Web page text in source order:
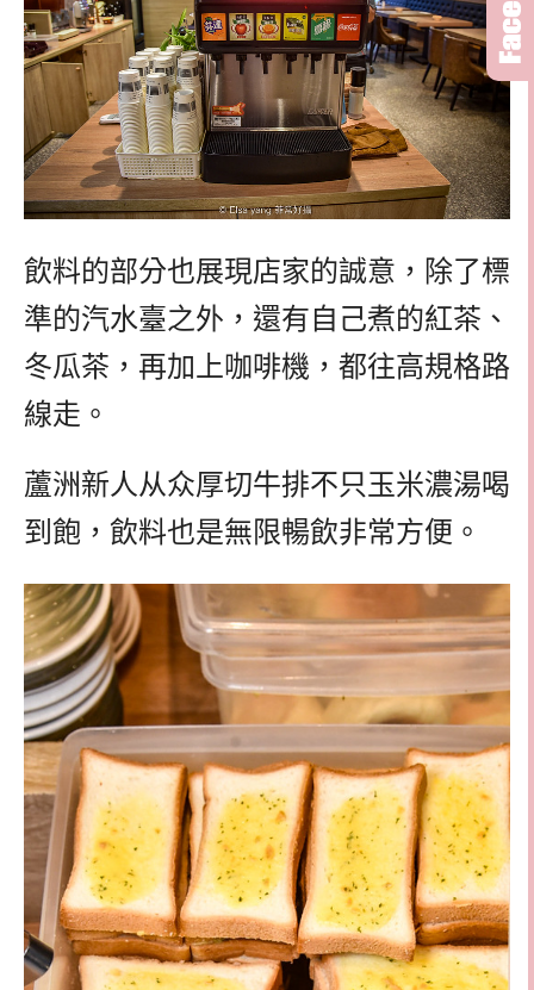
飲料的部分也展現店家的誠意，除了標
準的汽水臺之外，還有自己煮的紅茶、
冬瓜茶，再加上咖啡機，都往高規格路
線走。
蘆洲新人从众厚切牛排不只玉米濃湯喝
到飽，飲料也是無限暢飲非常方便。